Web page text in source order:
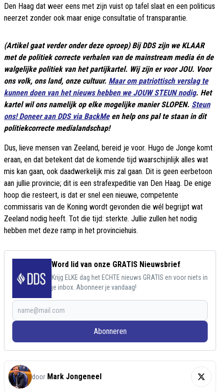
Den Haag dat weer eens met zijn vuist op tafel slaat en een politicus
neerzet zonder ook maar enige consultatie of transparantie.
(Artikel gaat verder onder deze oproep) Bij DDS zijn we KLAAR
met de politiek correcte verhalen van de mainstream media én de
walgelijke politiek van het partijkartel. Wij zijn er voor JOU. Voor
ons volk, ons land, onze cultuur. Maar om patriottisch verslag te
kunnen doen van het nieuws hebben we JOUW STEUN nodig. Het
kartel wil ons namelijk op elke mogelijke manier SLOPEN. Steun
ons! Doneer aan DDS via BackMeen help ons pal te staan in dit
politiekcorrecte medialandschap!
Dus, lieve mensen van Zeeland, bereid je voor. Hugo de Jonge komt
eraan, en dat betekent dat de komende tijd waarschijnlijk alles wat
mis kan gaan, ook daadwerkelijk mis zal gaan. Dit is geen eerbetoon
aan jullie provincie; dit is een strafexpeditie van Den Haag. De enige
hoop die resteert, is dat er snel een nieuwe, competente
commissaris van de Koning wordt gevonden die wél begrijpt wat
Zeeland nodig heeft. Tot die tijd: sterkte. Jullie zullen het nodig
hebben met deze ramp in het provinciehuis.
Word lid van onze GRATIS Nieuwsbrief
Krijg ELKE dag het ECHTE nieuws GRATIS en voor niets in
je inbox. Abonneer je vandaag!
Abonneren
door Mark Jongeneel